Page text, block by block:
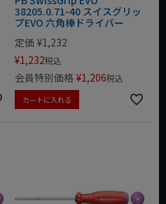
38205.0.71-40 スイスグリッ
プEVO 六角棒ドライバー
定価 ¥1,232
¥1,232税込
会員特別価格 ¥1,206税込
カートに入れる